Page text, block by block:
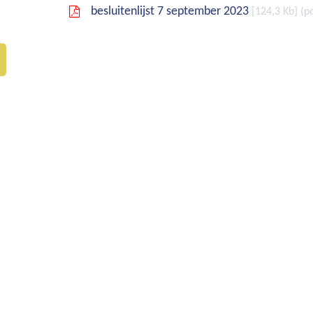
besluitenlijst 7 september 2023 124,3 Kb